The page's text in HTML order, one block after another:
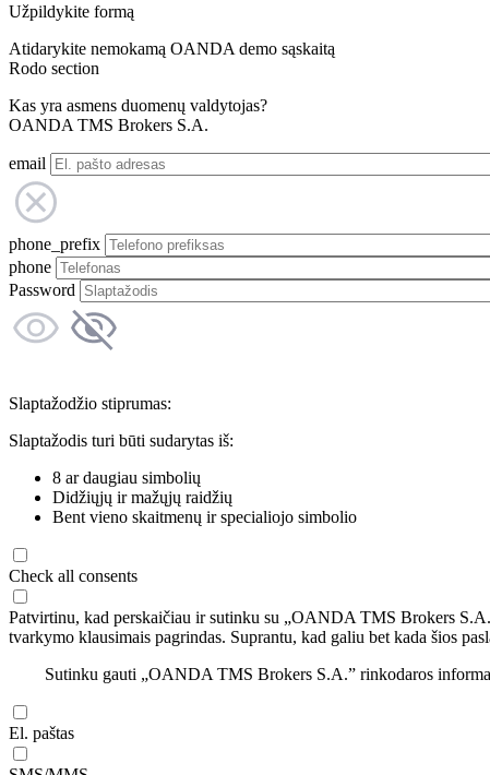
Užpildykite formą
Atidarykite nemokamą OANDA demo sąskaitą
Rodo section
Kas yra asmens duomenų valdytojas?
OANDA TMS Brokers S.A.
email
phone_prefix
phone
Password
Slaptažodžio stiprumas:
Slaptažodis turi būti sudarytas iš:
8 ar daugiau simbolių
Didžiųjų ir mažųjų raidžių
Bent vieno skaitmenų ir specialiojo simbolio
Check all consents
Patvirtinu, kad perskaičiau ir sutinku su „OANDA TMS Brokers
tvarkymo klausimais pagrindas. Suprantu, kad galiu bet kada šios
Sutinku gauti „OANDA TMS Brokers S.A.” rinkodaros
El. paštas